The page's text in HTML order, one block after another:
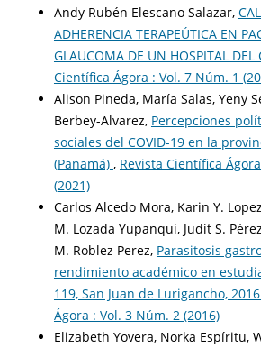
Andy Rubén Elescano Salazar,
ADHERENCIA TERAPEÚTICA EN
GLAUCOMA DE UN HOSPITAL DEL
Científica Ágora : Vol. 7 Núm. 1
Alison Pineda, María Salas, Yeny
Berbey-Alvarez, Percepciones
sociales del COVID-19 en la
(Panamá) , Revista Científica
(2021)
Carlos Alcedo Mora, Karin Y.
M. Lozada Yupanqui, Judit S.
M. Roblez Perez, Parasitosis
rendimiento académico en
119, San Juan de Lurigancho, 2016
Ágora : Vol. 3 Núm. 2 (2016)
Elizabeth Yovera, Norka Espíritu,